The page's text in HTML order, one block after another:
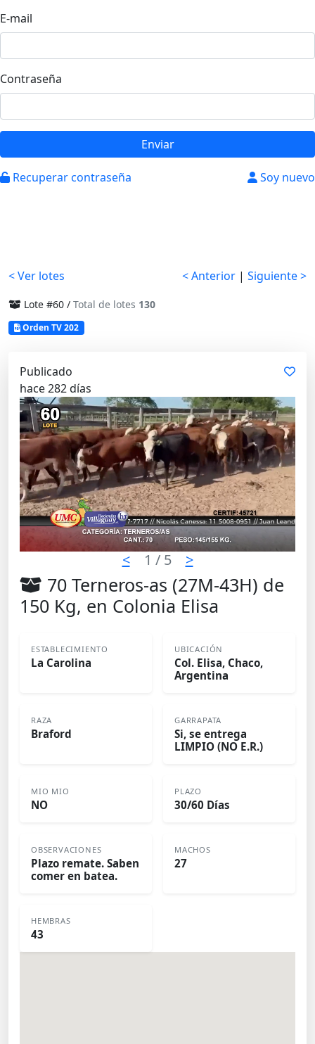
E-mail
Contraseña
Enviar
Recuperar contraseña Soy nuevo
< Ver lotes < Anterior | Siguiente >
Lote #60 / Total de lotes 130
Orden TV 202
Publicado
hace 282 días
< 1 / 5 >
70 Terneros-as (27M-43H) de
150 Kg, en Colonia Elisa
ESTABLECIMIENTO
La Carolina
UBICACIÓN
Col. Elisa, Chaco,
Argentina
RAZA
Braford
GARRAPATA
Si, se entrega
LIMPIO (NO E.R.)
MIO MIO
NO
PLAZO
30/60 Días
OBSERVACIONES
Plazo remate. Saben
comer en batea.
MACHOS
27
HEMBRAS
43